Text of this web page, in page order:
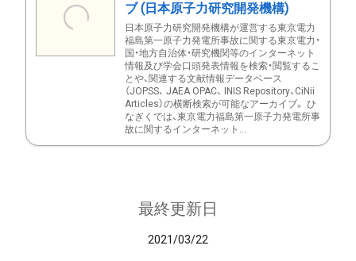
ブ (日本原子力研究開発機構)
日本原子力研究開発機構が運営する東京電力
福島第一原子力発電所事故に関する東京電力・
国・地方自治体・研究機関等のインターネット
情報及び学会口頭発表情報を検索・閲覧するこ
とや、関連する文献情報データベース
（JOPSS、 JAEA OPAC、 INIS Repository、CiNii
Articles）の横断検索が可能なアーカイブ。 ひ
なぎくでは、東京電力福島第一原子力発電所事
故に関するインターネット...
最終更新日
2021/03/22